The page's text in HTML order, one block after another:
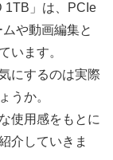
1TB」は、PCIe
や動画編集と
います。
にするのは実際
うか。
使用感をもとに
介していきま